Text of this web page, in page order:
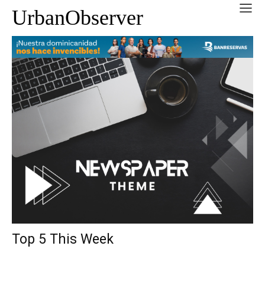
UrbanObserver
Top 5 This Week